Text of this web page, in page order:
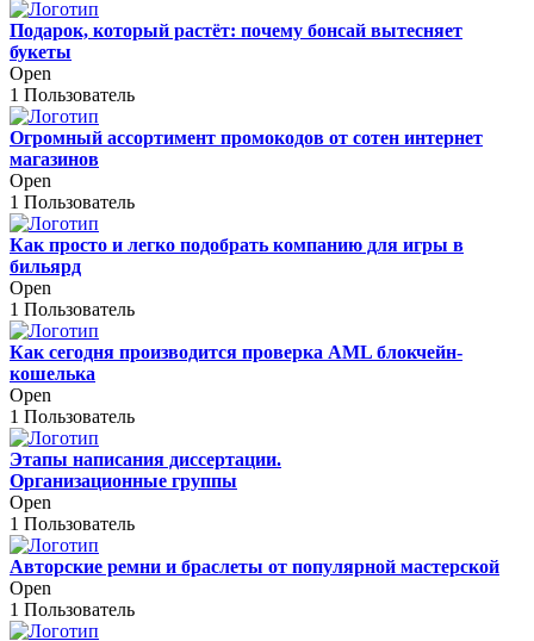
Подарок, который растёт: почему бонсай вытесняет
букеты
Open
1 Пользователь
Огромный ассортимент промокодов от сотен интернет
магазинов
Open
1 Пользователь
Как просто и легко подобрать компанию для игры в
бильярд
Open
1 Пользователь
Как сегодня производится проверка AML блокчейн-
кошелька
Open
1 Пользователь
Этапы написания диссертации.
Организационные группы
Open
1 Пользователь
Авторские ремни и браслеты от популярной мастерской
Open
1 Пользователь